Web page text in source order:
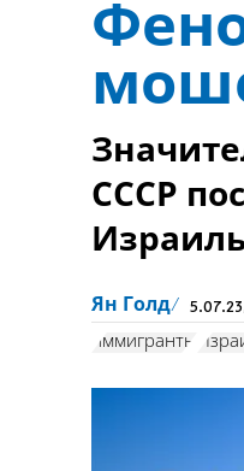
СССР
Ян Голд
иммигранты